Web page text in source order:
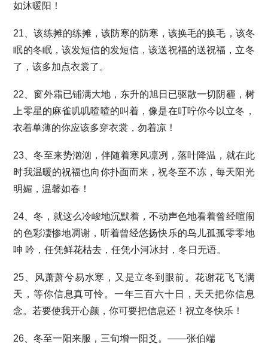
如沐暖阳！
21、该练摊的练摊，该防寒的防寒，该换毛的换毛，该冬
眠的冬眠，该发短信的发短信，该送祝福的送祝福，立冬
了，该多加点衣裳了。
22、窗外霜已铺满大地，东升的旭日已驱散一切阴霾，树
上零星的麻雀叽叽喳喳的叫着，像是在叮咛你今以立冬，
衣着单薄的你应该多穿衣裳，勿着凉！
23、冬至来势汹汹，伴随着寒风凛冽，落叶降温，就在此
时我温暖的祝福也向你扑面而来，祝冬至不冻，每天阳光
明媚，温馨如春！
24、冬，就这么冷峻地沉默着，不动声色地看着曾经喧闹
的色彩凄惨地凋谢，听着曾经悠扬快乐的鸟儿孤孤零零地
呻 吟，任凭鲜花枯去，任凭小河冰封，冬日无语。
25、风萧萧兮易水寒，又是立冬到眼前。花谢花飞飞满
天，等你信息真可怜。一年三百六十日，天天把你信息
念。若要使我开心颜，你可要把信息还！祝立冬快乐！
26、冬至一阳来服，三旬增一阳爻。——张伯端